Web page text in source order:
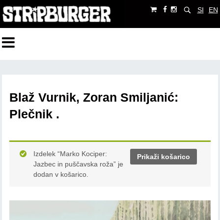
SI EN
Blaž Vurnik, Zoran Smiljanić:
Plečnik .
Prikaži košarico
Izdelek “Marko Kociper:
Jazbec in puščavska roža” je
dodan v košarico.